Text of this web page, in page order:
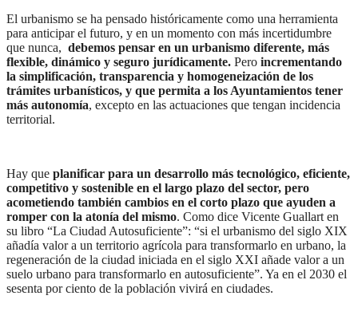
El urbanismo se ha pensado históricamente como una herramienta
para anticipar el futuro, y en un momento con más incertidumbre
que nunca, debemos pensar en un urbanismo diferente, más
flexible, dinámico y seguro jurídicamente. Pero incrementando
la simplificación, transparencia y homogeneización de los
trámites urbanísticos, y que permita a los Ayuntamientos tener
más autonomía, excepto en las actuaciones que tengan incidencia
territorial.
Hay que planificar para un desarrollo más tecnológico, eficiente,
competitivo y sostenible en el largo plazo del sector, pero
acometiendo también cambios en el corto plazo que ayuden a
romper con la atonía del mismo. Como dice Vicente Guallart en
su libro “La Ciudad Autosuficiente”: “si el urbanismo del siglo XIX
añadía valor a un territorio agrícola para transformarlo en urbano, la
regeneración de la ciudad iniciada en el siglo XXI añade valor a un
suelo urbano para transformarlo en autosuficiente”. Ya en el 2030 el
sesenta por ciento de la población vivirá en ciudades.